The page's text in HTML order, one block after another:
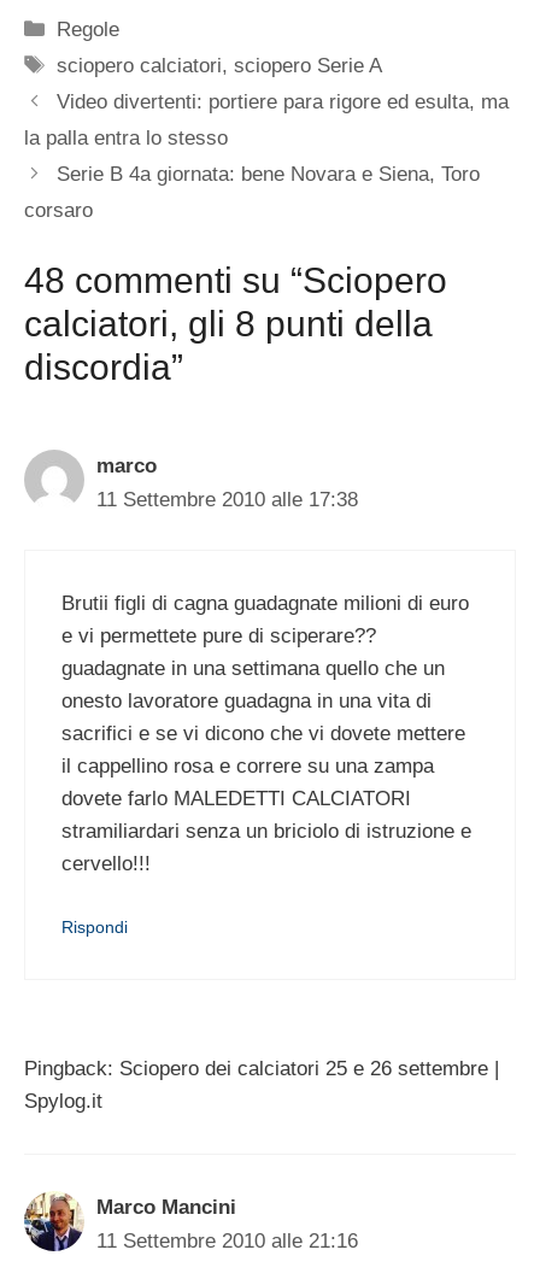
Categorie
Regole
Tag
sciopero calciatori,sciopero Serie A
Video divertenti: portiere para rigore ed esulta, ma
la palla entra lo stesso
Serie B 4a giornata: bene Novara e Siena, Toro
corsaro
48 commenti su “Sciopero
calciatori, gli 8 punti della
discordia”
marco
11 Settembre 2010 alle 17:38
Brutii figli di cagna guadagnate milioni di euro
e vi permettete pure di sciperare??
guadagnate in una settimana quello che un
onesto lavoratore guadagna in una vita di
sacrifici e se vi dicono che vi dovete mettere
il cappellino rosa e correre su una zampa
dovete farlo MALEDETTI CALCIATORI
stramiliardari senza un briciolo di istruzione e
cervello!!!
Rispondi
Pingback: Sciopero dei calciatori 25 e 26 settembre |
Spylog.it
Marco Mancini
11 Settembre 2010 alle 21:16